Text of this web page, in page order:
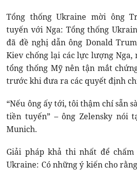
Tổng thống Ukraine mời ông
tuyến với Nga: Tổng thống
đã đề nghị dẫn ông Donald
Kiev chống lại các lực lượng
tổng thống Mỹ nên tận mắt
trước khi đưa ra các quyết định
“Nếu ông ấy tới, tôi thậm chí sẵn
tiền tuyến” – ông Zelensky nói
Munich.
Giải pháp khả thi nhất để
Ukraine: Có những ý kiến cho